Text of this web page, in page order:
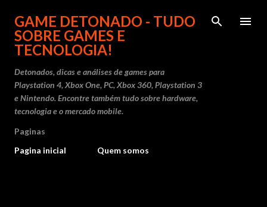
Pular para o conteúdo principal
GAME DETONADO - TUDO
SOBRE GAMES E
TECNOLOGIA!
Detonados, dicas e análises de games para
Playstation 4, Xbox One, PC, Xbox 360, Playstation 3
e Nintendo. Encontre também tudo sobre hardware,
tecnologia e o mercado mobile.
Paginas
Pagina inicial
Quem somos